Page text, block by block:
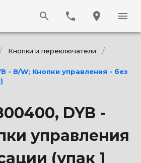
search phone location_on menu
/ Кнопки и переключатели /
- B/W; Кнопки управления - без
DYB -
управления
(упак 1